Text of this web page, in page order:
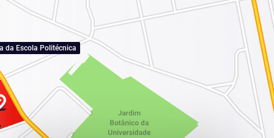
da Escola Politécnica